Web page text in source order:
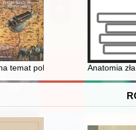
do Grabowna Wielkiego
temat polskiego Anatomia